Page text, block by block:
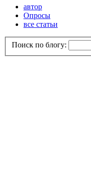
автор
Опросы
все статьи
Поиск по блогу: